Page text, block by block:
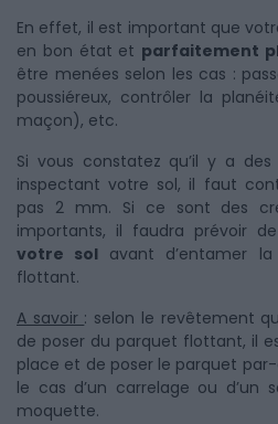
En effet, il est important que
en bon état et parfaitement
être menées selon les cas :
poussiéreux, contrôler la
maçon), etc.
Si vous constatez qu’il y a
inspectant votre sol, il faut
pas 2 mm. Si ce sont des
importants, il faudra prévoir
votre sol avant d’entamer
flottant.
A savoir : selon le revêtement
de poser du parquet flottant, il
place et de poser le parquet
le cas d’un carrelage ou d’un
moquette.